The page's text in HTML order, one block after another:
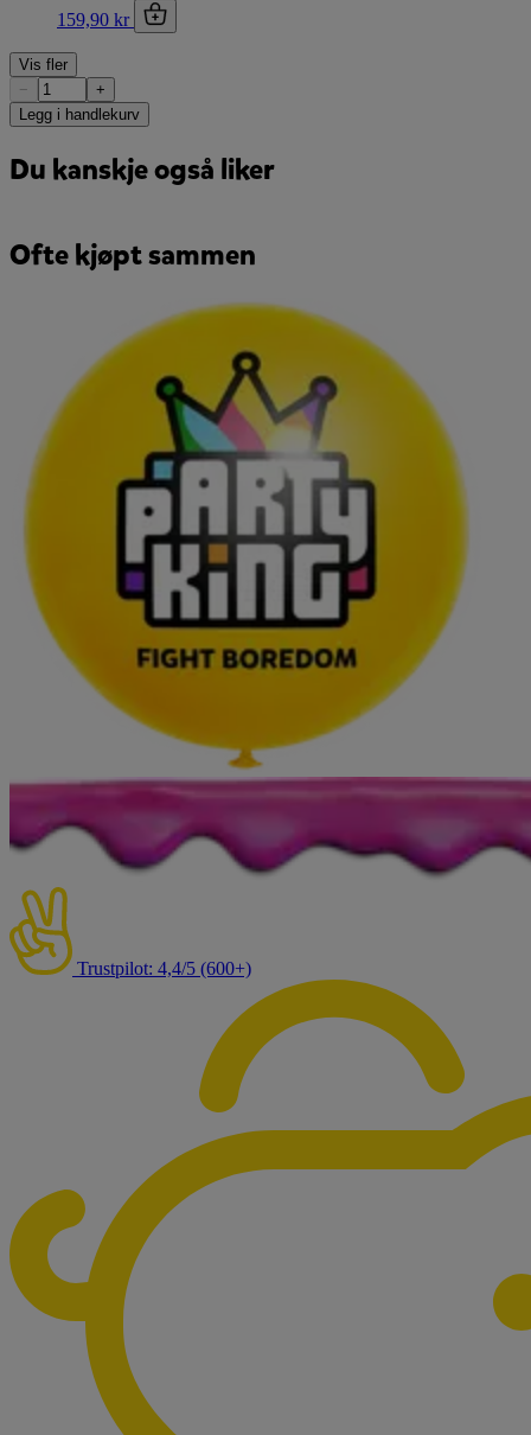
159,90 kr
Vis fler
−
+
Legg i handlekurv
Du kanskje også liker
Ofte kjøpt sammen
Trustpilot: 4,4/5 (600+)